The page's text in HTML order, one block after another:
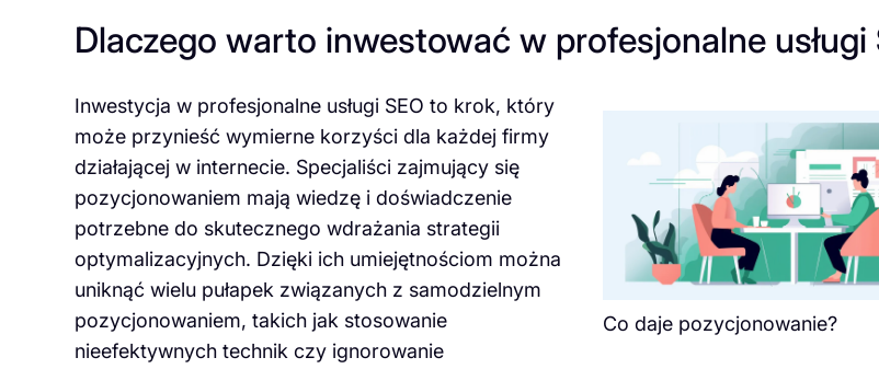
Dlaczego warto inwestować w profesjonalne usługi
Co daje pozycjonowanie?
Inwestycja w profesjonalne usługi SEO to krok, który
może przynieść wymierne korzyści dla każdej firmy
działającej w internecie. Specjaliści zajmujący się
pozycjonowaniem mają wiedzę i doświadczenie
potrzebne do skutecznego wdrażania strategii
optymalizacyjnych. Dzięki ich umiejętnościom można
uniknąć wielu pułapek związanych z samodzielnym
pozycjonowaniem, takich jak stosowanie
nieefektywnych technik czy ignorowanie